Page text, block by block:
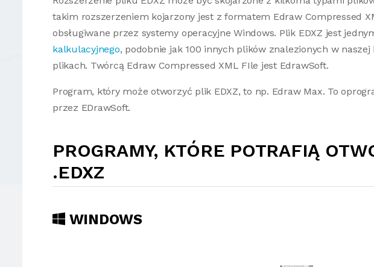
takim rozszerzeniem kojarzony jest z formatem Edraw Compressed
obsługiwane przez systemy operacyjne Windows. Plik EDXZ jest
kalkulacyjnego, podobnie jak 100 innych plików znalezionych w
plikach. Twórcą Edraw Compressed XML FIle jest EdrawSoft.
Program, który może otworzyć plik EDXZ, to np. Edraw Max. To
przez EDrawSoft.
PROGRAMY, KTÓRE POTRAFIĄ
.EDXZ
WINDOWS